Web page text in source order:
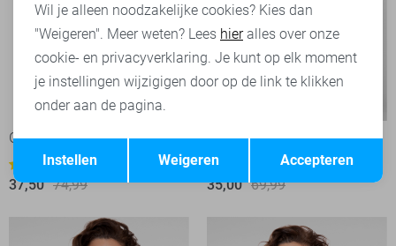
-50%
Geisha T-shirt
1
37,50 74,99
Geisha T-shirt
2
35,00 69,99
Terug Opslaan
Wil je alleen noodzakelijke cookies? Kies dan
"Weigeren". Meer weten? Lees hieralles over onze
cookie- en privacyverklaring. Je kunt op elk moment
je instellingen wijzigigen door op de link te klikken
onder aan de pagina.
Accepteren
Weigeren
Instellen